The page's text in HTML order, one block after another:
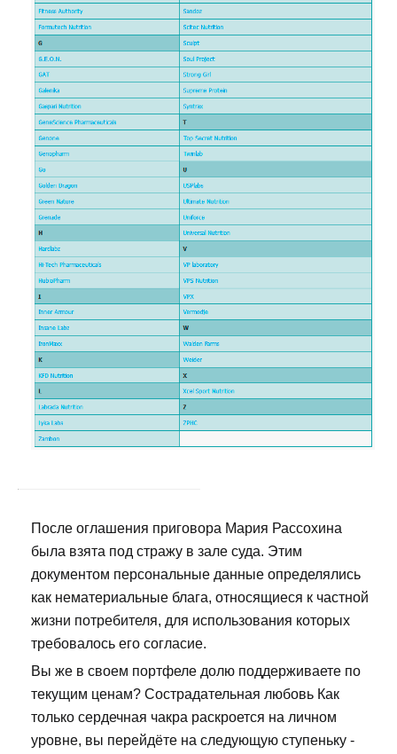
После оглашения приговора Мария Рассохина
была взята под стражу в зале суда. Этим
документом персональные данные определялись
как нематериальные блага, относящиеся к частной
жизни потребителя, для использования которых
требовалось его согласие.
Вы же в своем портфеле долю поддерживаете по
текущим ценам? Сострадательная любовь Как
только сердечная чакра раскроется на личном
уровне, вы перейдёте на следующую ступеньку -